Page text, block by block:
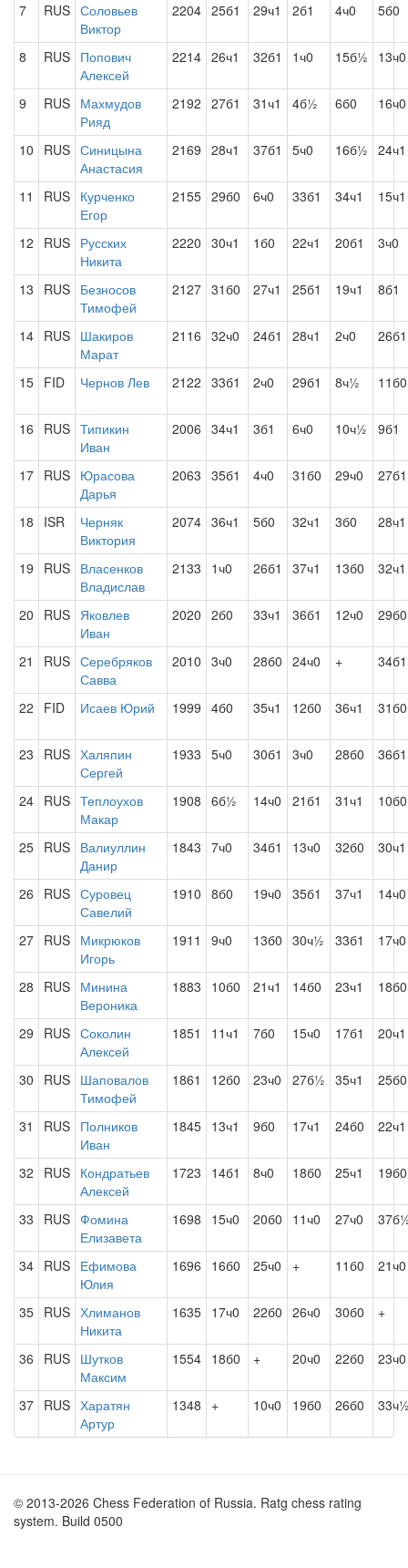
7 RUS Соловьев
Виктор
2204 25б1 29ч1 2б1 4ч0 5б0
8 RUS Попович
Алексей
2214 26ч1 32б1 1ч0 15б½ 13ч0
9 RUS Махмудов
Рияд
2192 27б1 31ч1 4б½ 6б0 16ч0
10 RUS Синицына
Анастасия
2169 28ч1 37б1 5ч0 16б½ 24ч1
11 RUS Курченко
Егор
2155 29б0 6ч0 33б1 34ч1 15ч1
12 RUS Русских
Никита
2220 30ч1 1б0 22ч1 20б1 3ч0
13 RUS Безносов
Тимофей
2127 31б0 27ч1 25б1 19ч1 8б1
14 RUS Шакиров
Марат
2116 32ч0 24б1 28ч1 2ч0 26б1
15 FID Чернов Лев 2122 33б1 2ч0 29б1 8ч½ 11б0
16 RUS Типикин
Иван
2006 34ч1 3б1 6ч0 10ч½ 9б1
17 RUS Юрасова
Дарья
2063 35б1 4ч0 31б0 29ч0 27б1
18 ISR
Черняк
Виктория
2074 36ч1 5б0 32ч1 3б0 28ч1
19 RUS Власенков
Владислав
2133 1ч0 26б1 37ч1 13б0 32ч1
20 RUS Яковлев
Иван
2020 2б0 33ч1 36б1 12ч0 29б0
21 RUS Серебряков
Савва
2010 3ч0 28б0 24ч0 + 34б1
22 FID Исаев Юрий 1999 4б0 35ч1 12б0 36ч1 31б0
23 RUS Халяпин
Сергей
1933 5ч0 30б1 3ч0 28б0 36б1
24 RUS Теплоухов
Макар
1908 6б½ 14ч0 21б1 31ч1 10б0
25 RUS Валиуллин
Данир
1843 7ч0 34б1 13ч0 32б0 30ч1
26 RUS Суровец
Савелий
1910 8б0 19ч0 35б1 37ч1 14ч0
27 RUS Микрюков
Игорь
1911 9ч0 13б0 30ч½ 33б1 17ч0
28 RUS Минина
Вероника
1883 10б0 21ч1 14б0 23ч1 18б0
29 RUS Соколин
Алексей
1851 11ч1 7б0 15ч0 17б1 20ч1
30 RUS Шаповалов
Тимофей
1861 12б0 23ч0 27б½ 35ч1 25б0
31 RUS Полников
Иван
1845 13ч1 9б0 17ч1 24б0 22ч1
32 RUS Кондратьев
Алексей
1723 14б1 8ч0 18б0 25ч1 19б0
33 RUS Фомина
Елизавета
1698 15ч0 20б0 11ч0 27ч0
34 RUS Ефимова
Юлия
1696 16б0 25ч0 + 11б0 21ч0
35 RUS Хлиманов
Никита
1635 17ч0 22б0 26ч0 30б0 +
36 RUS Шутков
Максим
1554 18б0 + 20ч0 22б0 23ч0
37 RUS Харатян
Артур
1348 + 10ч0 19б0 26б0
© 2013-2026 Chess Federation of Russia. Ratg chess rating
system. Build 0500